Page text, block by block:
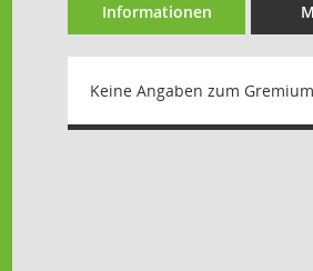
Informationen
Keine Angaben zum